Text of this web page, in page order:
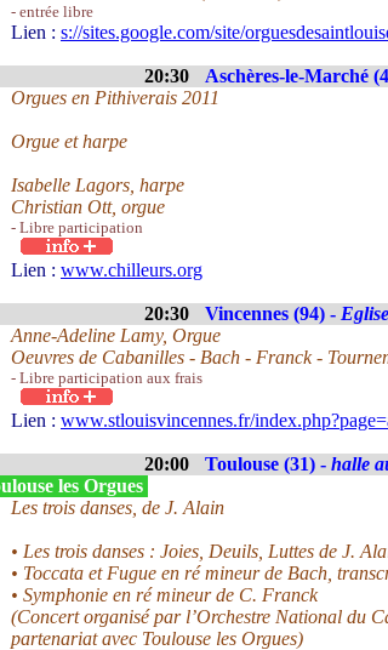
- entrée libre
Lien : s://sites.google.com/site/
20:30 Aschères-le-Marché
Orgues en Pithiverais 2011
Orgue et harpe
Isabelle Lagors, harpe
Christian Ott, orgue
- Libre participation
Lien : www.chilleurs.org
20:30 Vincennes (94) -
Anne-Adeline Lamy, Orgue
Oeuvres de Cabanilles - Bach - Franck -
- Libre participation aux frais
Lien : www.stlouisvincennes.fr/
20:00 Toulouse (31) - halle
les Orgues
Les trois danses, de J. Alain
• Les trois danses : Joies, Deuils, Luttes de J.
• Toccata et Fugue en ré mineur de Bach,
• Symphonie en ré mineur de C. Franck
(Concert organisé par l’Orchestre National du
partenariat avec Toulouse les Orgues)